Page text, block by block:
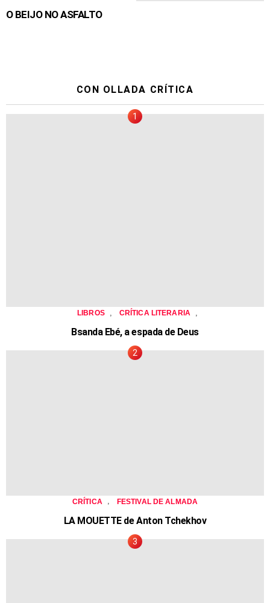
O BEIJO NO ASFALTO
CON OLLADA CRÍTICA
LIBROS CRÍTICA LITERARIA
Bsanda Ebé, a espada de Deus
CRÍTICA , FESTIVAL DE ALMADA
LA MOUETTE de Anton Tchekhov